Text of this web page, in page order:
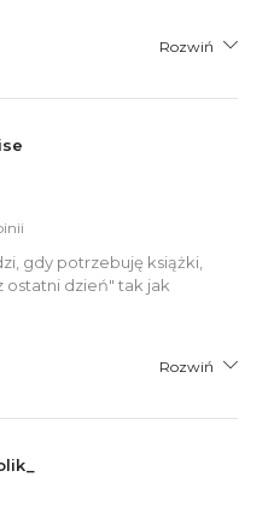
Rozwiń
gdy potrzebuję książki,
ostatni dzień" tak jak
Rozwiń